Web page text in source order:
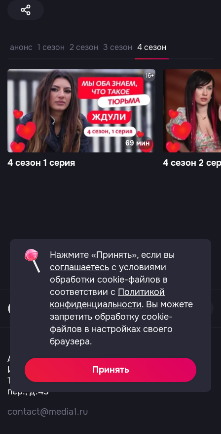
анонс 1 сезон 2 сезон 3 сезон 4 сезон
16+
69 мин
4 сезон 1 серия 4 сезон 2
О телеканалеВакансии
Согласие на обработку перс.данных
АО «ТВ сервис»
ИНН 7703136921
123557, город Москва, Большой Тишинский
пер., д.43
contact@media1.ru
Нажмите «Принять», если вы
соглашаетесь с условиями
обработки cookie-файлов в
соответствии с Политикой
конфиденциальности. Вы можете
запретить обработку cookie-
файлов в настройках своего
браузера.
Принять